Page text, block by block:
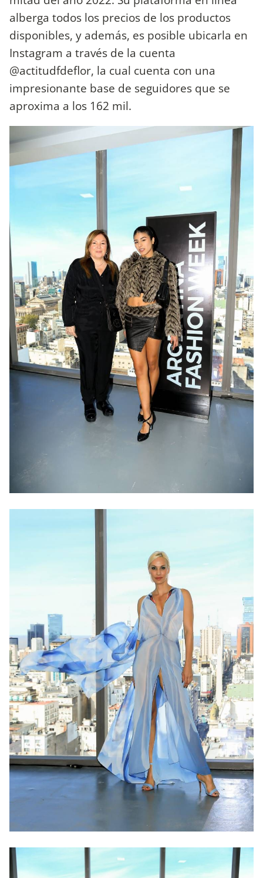
alberga todos los precios de los productos
disponibles, y además, es posible ubicarla en
Instagram a través de la cuenta
@actitudfdeflor, la cual cuenta con una
impresionante base de seguidores que se
aproxima a los 162 mil.